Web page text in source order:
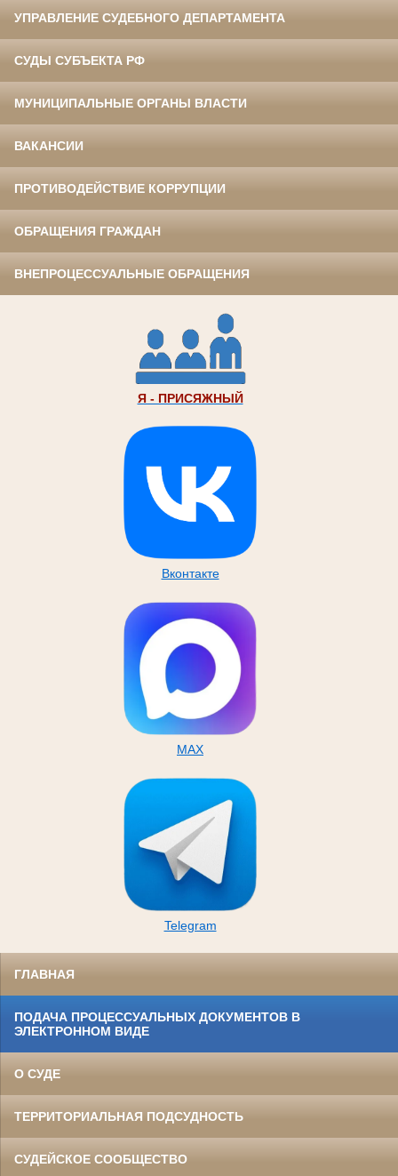
УПРАВЛЕНИЕ СУДЕБНОГО ДЕПАРТАМЕНТА
СУДЫ СУБЪЕКТА РФ
МУНИЦИПАЛЬНЫЕ ОРГАНЫ ВЛАСТИ
ВАКАНСИИ
ПРОТИВОДЕЙСТВИЕ КОРРУПЦИИ
ОБРАЩЕНИЯ ГРАЖДАН
ВНЕПРОЦЕССУАЛЬНЫЕ ОБРАЩЕНИЯ
Я - ПРИСЯЖНЫЙ
Вконтакте
MAX
Telegram
ГЛАВНАЯ
ПОДАЧА ПРОЦЕССУАЛЬНЫХ ДОКУМЕНТОВ В
ЭЛЕКТРОННОМ ВИДЕ
О СУДЕ
ТЕРРИТОРИАЛЬНАЯ ПОДСУДНОСТЬ
СУДЕЙСКОЕ СООБЩЕСТВО